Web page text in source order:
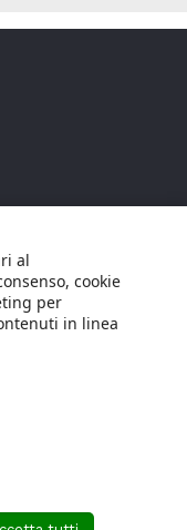
al
cookie
per
in linea